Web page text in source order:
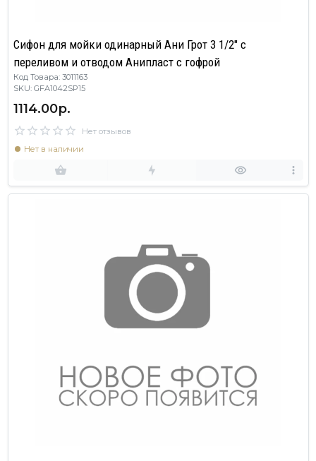
Сифон для мойки одинарный Ани Грот 3 1/2" с
переливом и отводом Анипласт с гофрой
Код Товара: 3011163
SKU: GFA1042SP15
1114.00р.
Нет отзывов
Нет в наличии